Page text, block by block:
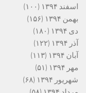
اسفند ۱۳۹۴
(۱۰۰)
بهمن ۱۳۹۴
(۱۵۶)
دی ۱۳۹۴
(۱۸۰)
آذر ۱۳۹۴
(۱۲۲)
آبان ۱۳۹۴
(۱۱۳)
مهر ۱۳۹۴
(۵۱)
شهریور ۱۳۹۴
(۶۸)